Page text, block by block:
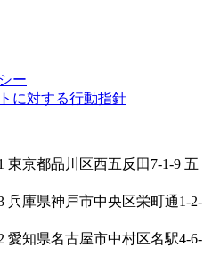
ー
に対する行動指針
京都品川区西五反田7-1-9 五
庫県神戸市中央区栄町通1-2-
愛知県名古屋市中村区名駅4-6-